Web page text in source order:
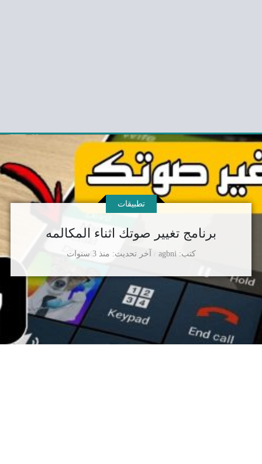
برنامج تغيير صوتك اثناء المكالمه
كتب agbni
تطبيقات
آخر تحديث منذ 3 سنوات